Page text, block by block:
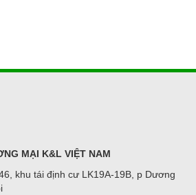
MẠI K&L VIỆT NAM
khu tái định cư LK19A-19B, p Dương